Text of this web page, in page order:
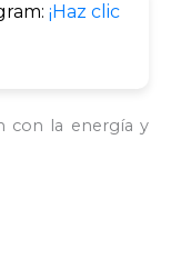
¡Haz clic
con la energía y